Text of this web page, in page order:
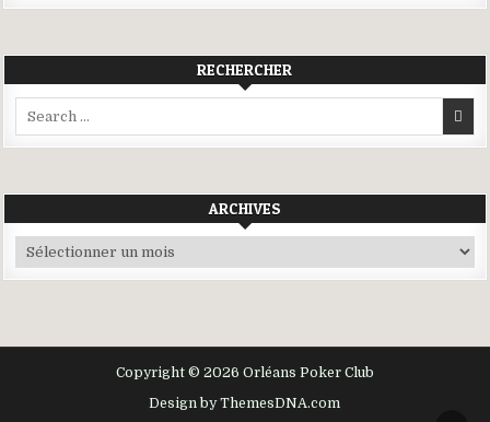
RECHERCHER
ARCHIVES
Archives
Copyright © 2026 Orléans Poker Club
Design by ThemesDNA.com